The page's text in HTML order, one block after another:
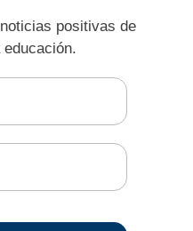
positivas de